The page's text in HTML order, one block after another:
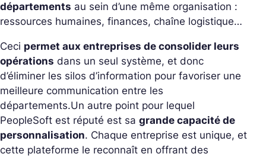
départements au sein d’une même organisation :
ressources humaines, finances, chaîne logistique…
Ceci permet aux entreprises de consolider leurs
opérations dans un seul système, et donc
d’éliminer les silos d’information pour favoriser une
meilleure communication entre les
départements.Un autre point pour lequel
PeopleSoft est réputé est sa grande capacité de
personnalisation. Chaque entreprise est unique, et
cette plateforme le reconnaît en offrant des